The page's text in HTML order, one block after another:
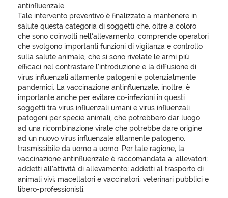
antinfluenzale.
Tale intervento preventivo è finalizzato a mantenere in
salute questa categoria di soggetti che, oltre a coloro
che sono coinvolti nell’allevamento, comprende operatori
che svolgono importanti funzioni di vigilanza e controllo
sulla salute animale, che si sono rivelate le armi più
efficaci nel contrastare l’introduzione e la diffusione di
virus influenzali altamente patogeni e potenzialmente
pandemici. La vaccinazione antinfluenzale, inoltre, è
importante anche per evitare co-infezioni in questi
soggetti tra virus influenzali umani e virus influenzali
patogeni per specie animali, che potrebbero dar luogo
ad una ricombinazione virale che potrebbe dare origine
ad un nuovo virus influenzale altamente patogeno,
trasmissibile da uomo a uomo. Per tale ragione, la
vaccinazione antinfluenzale è raccomandata a: allevatori;
addetti all’attività di allevamento; addetti al trasporto di
animali vivi; macellatori e vaccinatori; veterinari pubblici e
libero-professionisti.